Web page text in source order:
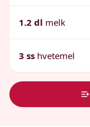
1.2 dl melk
3 ss hvetemel